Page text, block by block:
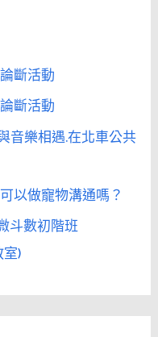
斷活動
斷活動
音樂相遇.在北車公共
以做寵物溝通嗎？
斗數初階班
)